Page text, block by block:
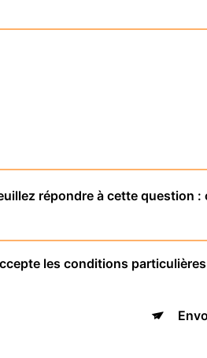
répondre à cette question
les conditions